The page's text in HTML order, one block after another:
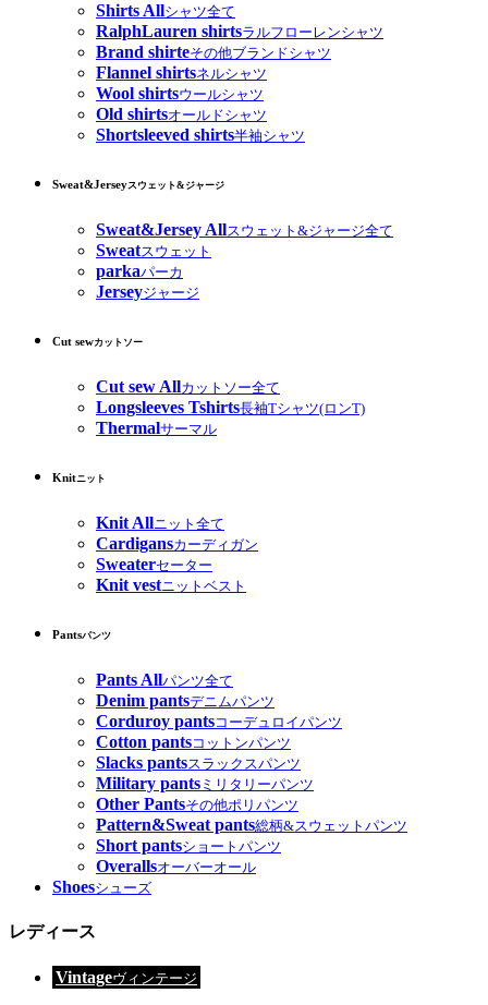
Shirts Allシャツ全て
RalphLauren shirtsラルフローレンシャツ
Brand shirteその他ブランドシャツ
Flannel shirtsネルシャツ
Wool shirtsウールシャツ
Old shirtsオールドシャツ
Shortsleeved shirts半袖シャツ
Sweat&Jerseyスウェット&ジャージ
Sweat&Jersey Allスウェット&ジャージ全て
Sweatスウェット
parkaパーカ
Jerseyジャージ
Cut sewカットソー
Cut sew Allカットソー全て
Longsleeves Tshirts長袖Tシャツ(ロンT)
Thermalサーマル
Knitニット
Knit Allニット全て
Cardigansカーディガン
Sweaterセーター
Knit vestニットベスト
Pantsパンツ
Pants Allパンツ全て
Denim pantsデニムパンツ
Corduroy pantsコーデュロイパンツ
Cotton pantsコットンパンツ
Slacks pantsスラックスパンツ
Military pants ミリタリーパンツ
Other Pantsその他ポリパンツ
Pattern&Sweat pants総柄&スウェットパンツ
Short pantsショートパンツ
Overallsオーバーオール
Shoesシューズ
レディース
Vintageヴィンテージ